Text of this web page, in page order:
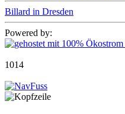
Billard in Dresden
Powered by:
1014